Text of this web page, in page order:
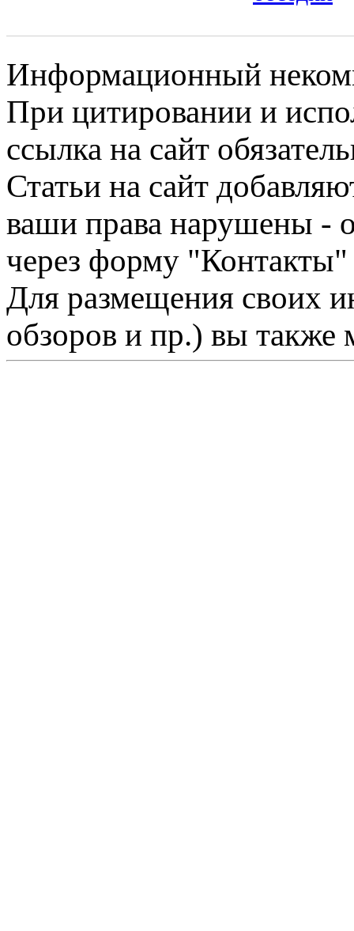
Информационный
При цитировании и
ссылка на сайт
Статьи на сайт
ваши права нарушены -
через форму "Контакты"
Для размещения своих
обзоров и пр.) вы также